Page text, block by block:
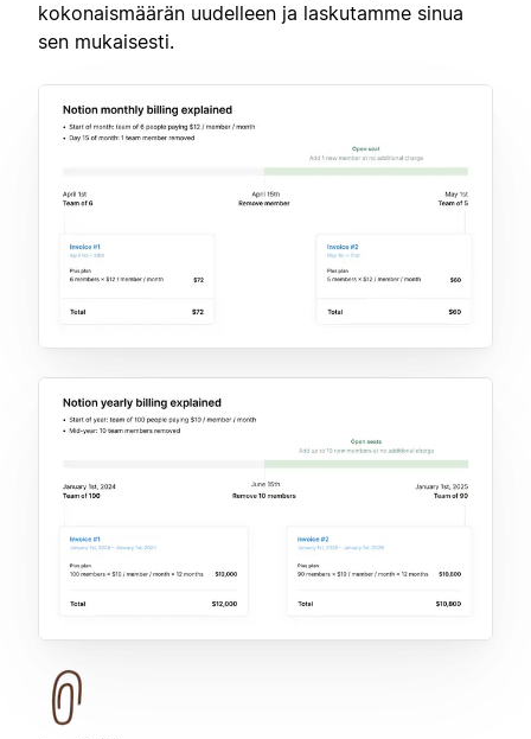
kokonaismäärän uudelleen ja laskutamme sinua
sen mukaisesti.